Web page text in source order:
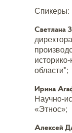
Спикеры:
Светлана
области";
Ирина
Научно-
«Этнос»;
Алексей